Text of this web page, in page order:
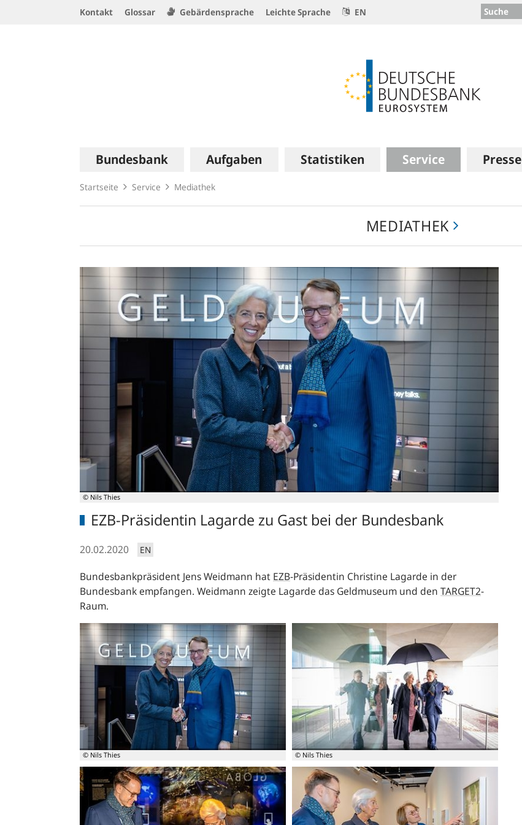
Kontakt Glossar Gebärdensprache Leichte Sprache EN Suche
Hauptnavigation
Bundesbank Aufgaben Statistiken Service Presse
Startseite Service Mediathek
MEDIATHEK
© Nils Thies
EZB-Präsidentin Lagarde zu Gast bei der Bundesbank
20.02.2020 EN
Bundesbankpräsident Jens Weidmann hat EZB-Präsidentin Christine Lagarde in der
Bundesbank empfangen. Weidmann zeigte Lagarde das Geldmuseum und den TARGET2-
Raum.
© Nils Thies
Jens
Weidmann
begrüßt
Christine
Lagarde
© Nils Thies
Jens
Weidmann
und
Christine
Lagarde